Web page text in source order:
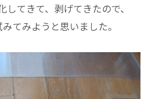
てきて、剥げてきたので、
てみようと思いました。